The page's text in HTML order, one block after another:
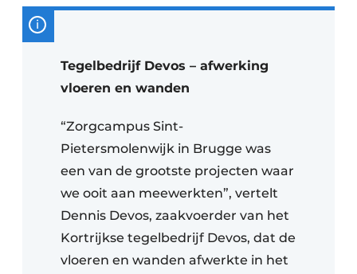
Tegelbedrijf Devos – afwerking
vloeren en wanden
“Zorgcampus Sint-
Pietersmolenwijk in Brugge was
een van de grootste projecten waar
we ooit aan meewerkten”, vertelt
Dennis Devos, zaakvoerder van het
Kortrijkse tegelbedrijf Devos, dat de
vloeren en wanden afwerkte in het